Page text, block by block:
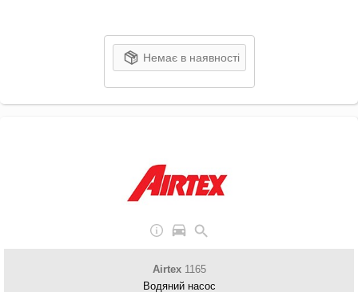
Немає в наявності
Airtex1165
Водяний насос